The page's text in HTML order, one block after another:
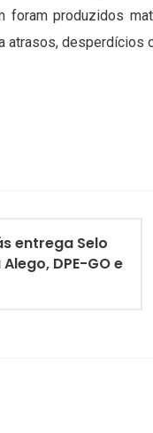
foram produzidos
atrasos, desperdícios
entrega Selo
DPE-GO e